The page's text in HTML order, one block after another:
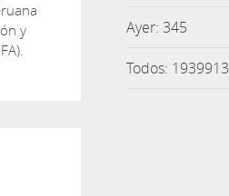
y
Ayer: 345
Todos: 1939913